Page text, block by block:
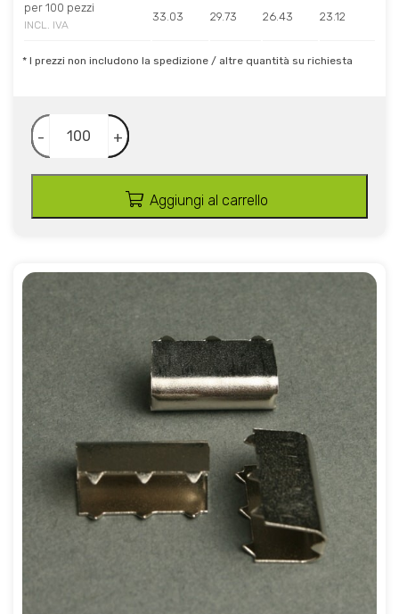
per 100 pezzi
INCL. IVA
33.03 29.73 26.43 23.12
* I prezzi non includono la spedizione / altre quantità su richiesta
- +
Aggiungi al carrello